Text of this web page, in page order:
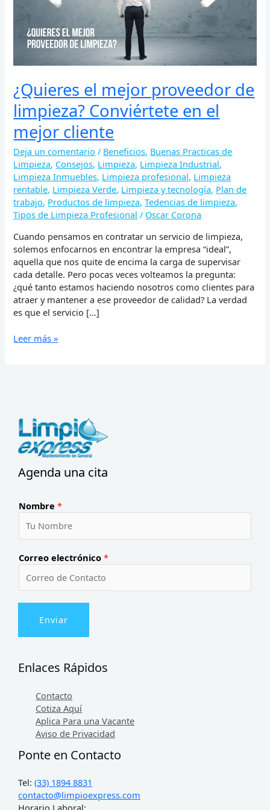
¿Quieres el mejor proveedor de
limpieza? Conviértete en el
mejor cliente
Deja un comentario / Beneficios, Buenas Practicas de
Limpieza, Consejos, Limpieza, Limpieza Industrial,
Limpieza Inmuebles, Limpieza profesional, Limpieza
rentable, Limpieza Verde, Limpieza y tecnología, Plan de
trabajo, Productos de limpieza,Tedencias de limpieza,
Tipos de Limpieza Profesional / Oscar Corona
Cuando pensamos en contratar un servicio de limpieza,
solemos enfocarnos en encontrar la empresa “ideal”,
aquella que nos quite de encima la carga de supervisar
cada detalle. Pero pocas veces volteamos la pregunta:
¿qué tanto estamos haciendo nosotros como clientes para
atraer y mantener a ese proveedor de calidad? La verdad
es que el servicio […]
Conviértete
el
mejor
cliente
Leer más »
Agenda una cita
Nombre *
Correo electrónico *
Enviar
Enlaces Rápidos
Contacto
Cotiza Aquí
Aplica Para una Vacante
Aviso de Privacidad
Ponte en Contacto
Tel: (33) 1894 8831
contacto@limpioexpress.com
Horario Laboral: